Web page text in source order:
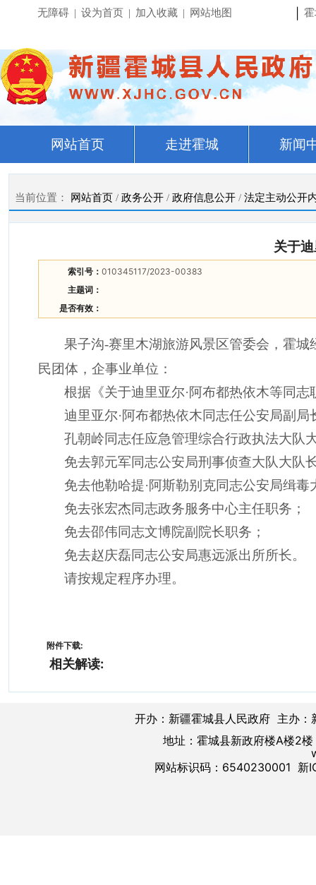
无障碍 | 设为首页 | 加入收藏 | 网站地图
网站首页 走进霍城 新闻
当前位置： 网站首页 / 政务公开 / 政府信息公开 / 法定主动公开
关于
索引号： 010345117/2023-00383
主题词：
是否有效：
果子沟-赛里木湖旅游风景区管委会，霍
民团体，企事业单位：
根据《关于迪里亚尔·阿布都热依木等同
迪里亚尔·阿布都热依木同志任公安局副局
孔朝岭同志任应急管理综合行政执法大队
免去郭元军同志公安局刑事侦查大队大队
免去他勒哈提·阿斯勒别克同志公安局缉
免去张宏杰同志政务服务中心主任职务；
免去邵伟同志文博院副院长职务；
免去赵庆磊同志公安局惠远派出所所长。
请按规定程序办理。
附件下载:
相关解读:
开办：新疆霍城县人民政府 主办
地址：霍城县新政府楼A楼
网站标识码：6540230001 新